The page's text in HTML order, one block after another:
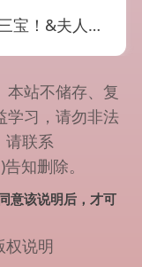
胎三宝（60集）AI短剧
本站不储存、复
学习，请勿非法
请联系
知删除。
意该说明后，才可
权说明